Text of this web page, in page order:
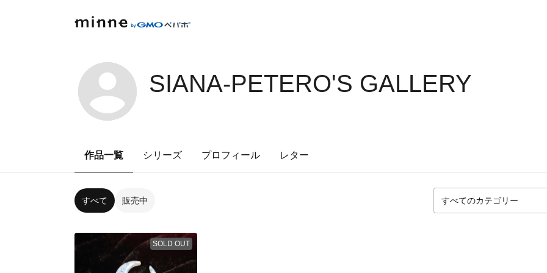
SIANA-PETERO'S GALLERY
作品一覧 シリーズ プロフィール レター
すべて 販売中
SOLD OUT